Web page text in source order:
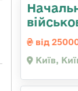
від
Київ,